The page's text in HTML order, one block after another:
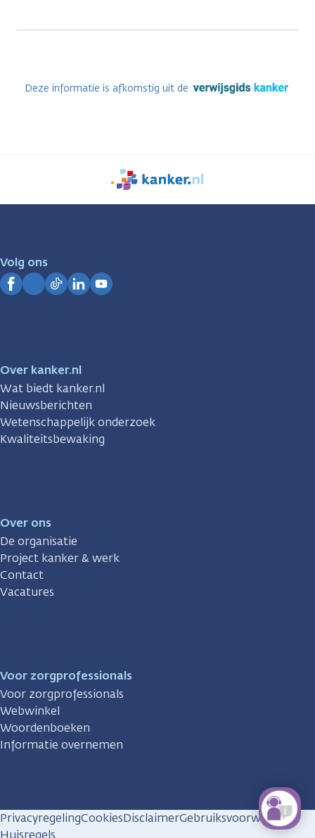
Deze informatie is afkomstig uit de
We
zijn
Volg ons
Over kanker.nl
Wat biedt kanker.nl
Nieuwsberichten
Wetenschappelijk onderzoek
Kwaliteitsbewaking
Over ons
De organisatie
Project kanker & werk
Contact
Vacatures
Voor zorgprofessionals
Voor zorgprofessionals
Webwinkel
Woordenboeken
Informatie overnemen
PrivacyregelingCookiesDisclaimerGebruiksvoorwaarden
Huisregels